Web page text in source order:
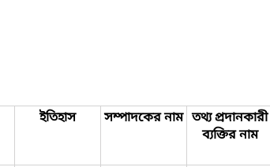
ইতিহাস সম্পাদকের নাম তথ্য প্রদানকারী
ব্যক্তির নাম